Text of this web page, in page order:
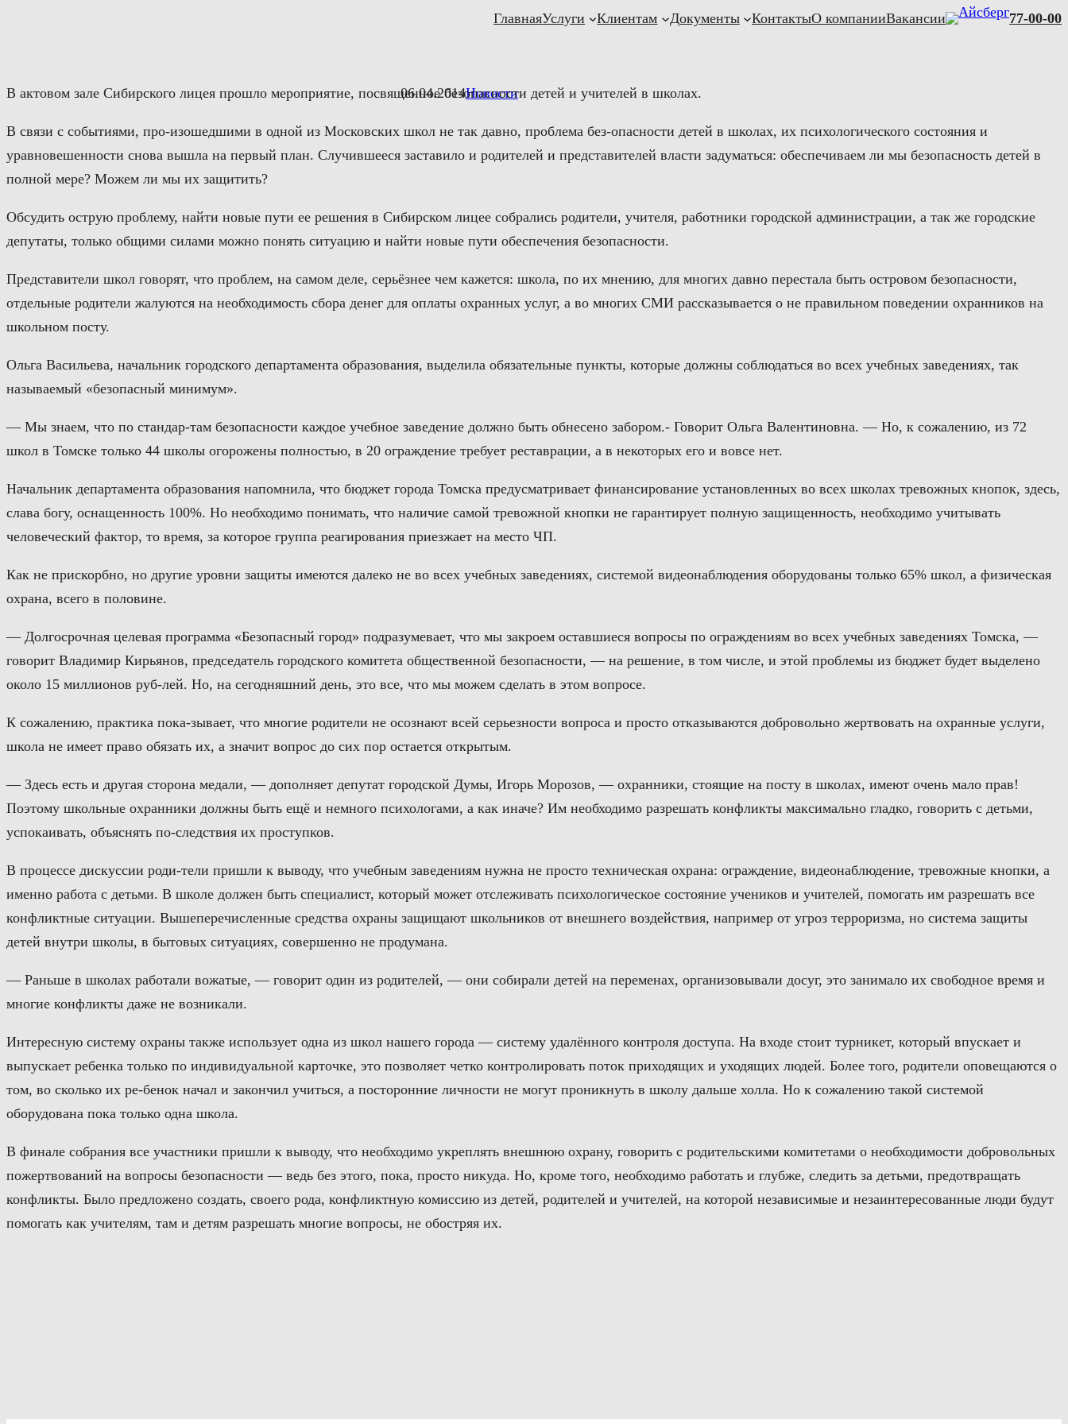
ГлавнаяУслуги Клиентам Документы КонтактыО компанииВакансии 77-00-00
06.04.2014Новости
В актовом зале Сибирского лицея прошло мероприятие, посвященное безопасности детей и учителей в школах.
В связи с событиями, про-изошедшими в одной из Московских школ не так давно, проблема без-опасности детей в школах, их психологического состояния и
уравновешенности снова вышла на первый план. Случившееся заставило и родителей и представителей власти задуматься: обеспечиваем ли мы безопасность детей в
полной мере? Можем ли мы их защитить?
Обсудить острую проблему, найти новые пути ее решения в Сибирском лицее собрались родители, учителя, работники городской администрации, а так же городские
депутаты, только общими силами можно понять ситуацию и найти новые пути обеспечения безопасности.
Представители школ говорят, что проблем, на самом деле, серьёзнее чем кажется: школа, по их мнению, для многих давно перестала быть островом безопасности,
отдельные родители жалуются на необходимость сбора денег для оплаты охранных услуг, а во многих СМИ рассказывается о не правильном поведении охранников на
школьном посту.
Ольга Васильева, начальник городского департамента образования, выделила обязательные пункты, которые должны соблюдаться во всех учебных заведениях, так
называемый «безопасный минимум».
— Мы знаем, что по стандар-там безопасности каждое учебное заведение должно быть обнесено забором.- Говорит Ольга Валентиновна. — Но, к сожалению, из 72
школ в Томске только 44 школы огорожены полностью, в 20 ограждение требует реставрации, а в некоторых его и вовсе нет.
Начальник департамента образования напомнила, что бюджет города Томска предусматривает финансирование установленных во всех школах тревожных кнопок, здесь,
слава богу, оснащенность 100%. Но необходимо понимать, что наличие самой тревожной кнопки не гарантирует полную защищенность, необходимо учитывать
человеческий фактор, то время, за которое группа реагирования приезжает на место ЧП.
Как не прискорбно, но другие уровни защиты имеются далеко не во всех учебных заведениях, системой видеонаблюдения оборудованы только 65% школ, а физическая
охрана, всего в половине.
— Долгосрочная целевая программа «Безопасный город» подразумевает, что мы закроем оставшиеся вопросы по ограждениям во всех учебных заведениях Томска, —
говорит Владимир Кирьянов, председатель городского комитета общественной безопасности, — на решение, в том числе, и этой проблемы из бюджет будет выделено
около 15 миллионов руб-лей. Но, на сегодняшний день, это все, что мы можем сделать в этом вопросе.
К сожалению, практика пока-зывает, что многие родители не осознают всей серьезности вопроса и просто отказываются добровольно жертвовать на охранные услуги,
школа не имеет право обязать их, а значит вопрос до сих пор остается открытым.
— Здесь есть и другая сторона медали, — дополняет депутат городской Думы, Игорь Морозов, — охранники, стоящие на посту в школах, имеют очень мало прав!
Поэтому школьные охранники должны быть ещё и немного психологами, а как иначе? Им необходимо разрешать конфликты максимально гладко, говорить с детьми,
успокаивать, объяснять по-следствия их проступков.
В процессе дискуссии роди-тели пришли к выводу, что учебным заведениям нужна не просто техническая охрана: ограждение, видеонаблюдение, тревожные кнопки, а
именно работа с детьми. В школе должен быть специалист, который может отслеживать психологическое состояние учеников и учителей, помогать им разрешать все
конфликтные ситуации. Вышеперечисленные средства охраны защищают школьников от внешнего воздействия, например от угроз терроризма, но система защиты
детей внутри школы, в бытовых ситуациях, совершенно не продумана.
— Раньше в школах работали вожатые, — говорит один из родителей, — они собирали детей на переменах, организовывали досуг, это занимало их свободное время и
многие конфликты даже не возникали.
Интересную систему охраны также использует одна из школ нашего города — систему удалённого контроля доступа. На входе стоит турникет, который впускает и
выпускает ребенка только по индивидуальной карточке, это позволяет четко контролировать поток приходящих и уходящих людей. Более того, родители оповещаются о
том, во сколько их ре-бенок начал и закончил учиться, а посторонние личности не могут проникнуть в школу дальше холла. Но к сожалению такой системой
оборудована пока только одна школа.
В финале собрания все участники пришли к выводу, что необходимо укреплять внешнюю охрану, говорить с родительскими комитетами о необходимости добровольных
пожертвований на вопросы безопасности — ведь без этого, пока, просто никуда. Но, кроме того, необходимо работать и глубже, следить за детьми, предотвращать
конфликты. Было предложено создать, своего рода, конфликтную комиссию из детей, родителей и учителей, на которой независимые и незаинтересованные люди будут
помогать как учителям, там и детям разрешать многие вопросы, не обостряя их.